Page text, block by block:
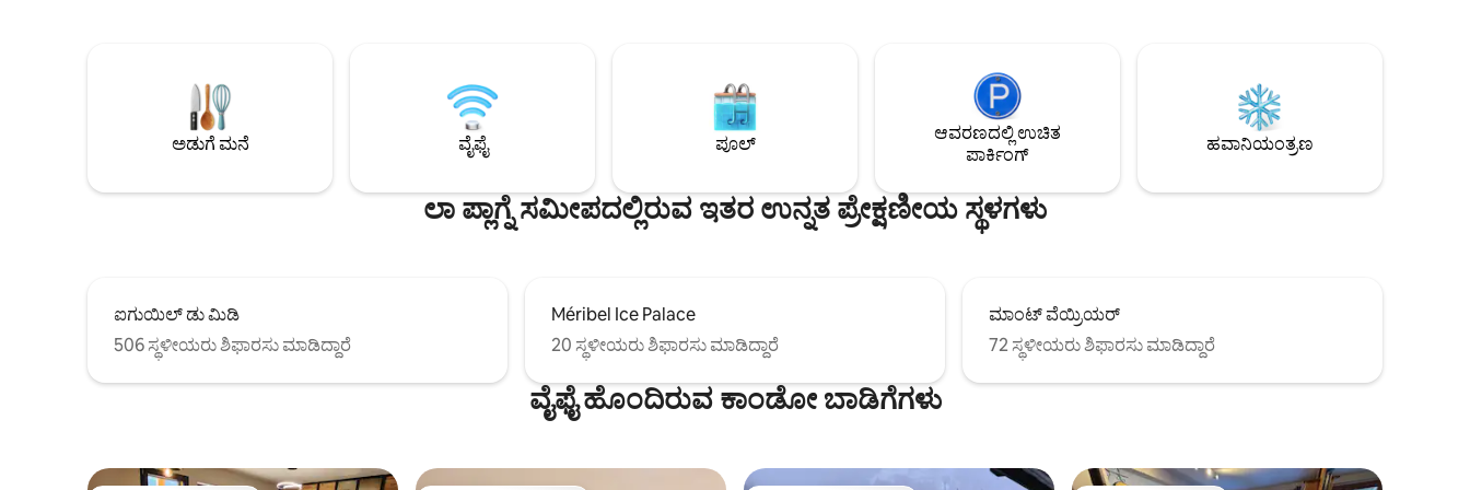
ಆಗಸ್ಟ್‌ನಲ್ಲಿ ಈಜುಕೊಳ ಮತ್ತು ಸೌನಾ ತೆರೆದಿರುತ್ತವೆ
ಹಿಮಯುಗದಲ್ಲಿ ಹೆಚ್ಚುವರಿ ಶುಲ್ಕದಲ್ಲಿ ಹಾಸಿಗೆ ಬಟ್ಟೆಗಳು
ಮತ್ತು ಶುಚಿಗೊಳಿಸುವಿಕೆಯ ಆಯ್ಕೆ ಸಾಧ್ಯ
ಒಳಗೊಂಡಿದೆ. ಪೂರ್ಣ ನವೀಕರಣ ನವೆಂಬರ್ 2024
ಅಡುಗೆ ಮನೆ ವೈಫೈ ಪೂಲ್
ಆವರಣದಲ್ಲಿ ಉಚಿತ
ಪಾರ್ಕಿಂಗ್
ಹವಾನಿಯಂತ್ರಣ
ಲಾ ಪ್ಲಾಗ್ನೆ ಸಮೀಪದಲ್ಲಿರುವ ಇತರ ಉನ್ನತ ಪ್ರೇಕ್ಷಣೀಯ ಸ್ಥಳಗಳು
ಐಗುಯಿಲ್ ಡು ಮಿಡಿ
506 ಸ್ಥಳೀಯರು ಶಿಫಾರಸು ಮಾಡಿದ್ದಾರೆ
Méribel Ice Palace
20 ಸ್ಥಳೀಯರು ಶಿಫಾರಸು ಮಾಡಿದ್ದಾರೆ
ಮಾಂಟ್ ವೆಯ್ರಿಯರ್
72 ಸ್ಥಳೀಯರು ಶಿಫಾರಸು ಮಾಡಿದ್ದಾರೆ
ವೈಫೈ ಹೊಂದಿರುವ ಕಾಂಡೋ ಬಾಡಿಗೆಗಳು